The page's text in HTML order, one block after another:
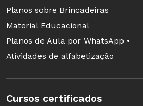
Planos sobre Brincadeiras
Material Educacional
Planos de Aula por WhatsApp •
Atividades de alfabetização
Cursos certificados